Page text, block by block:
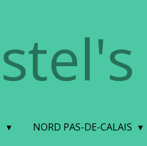
NORD PAS-DE-CALAIS